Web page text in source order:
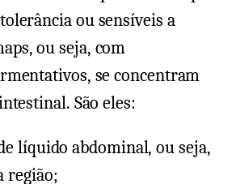
ou sensíveis a
ou seja, com
se concentram
São eles:
líquido abdominal, ou seja,
região;